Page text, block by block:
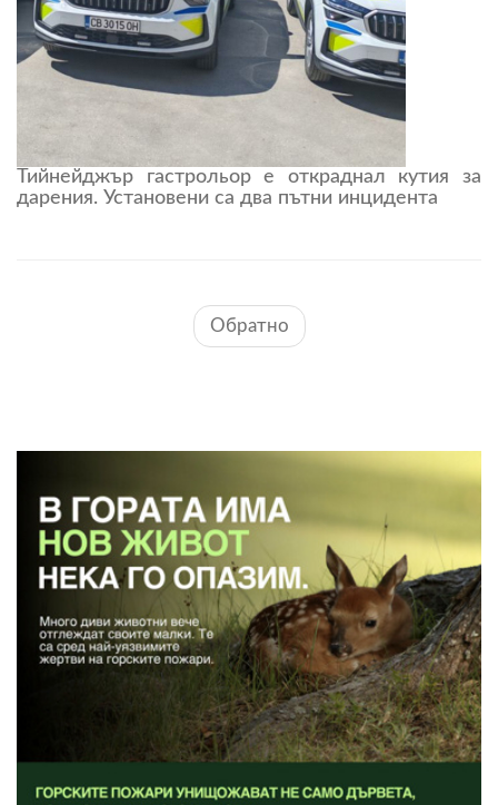
Тийнейджър гастрольор е откраднал кутия за
дарения. Установени са два пътни инцидента
Обратно